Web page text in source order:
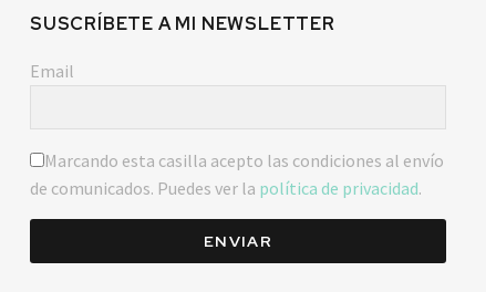
SUSCRÍBETE A MI NEWSLETTER
Email
Marcando esta casilla acepto las condiciones al envío
de comunicados. Puedes ver la política de privacidad.
ENVIAR